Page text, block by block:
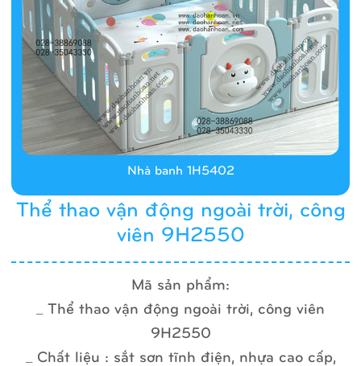
Thể thao vận động ngoài trời, công
viên 9H2550
Mã sản phẩm:
_ Thể thao vận động ngoài trời, công viên
9H2550
_ Chất liệu : sắt sơn tĩnh điện, nhựa cao cấp,
Nhà banh 1H5402